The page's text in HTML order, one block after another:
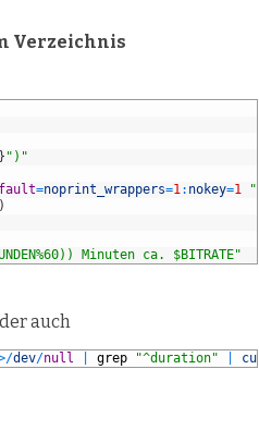
Verzeichnis
} ")"
=noprint_wrappers=1: nokey=1
)
Minuten ca. $BITRATE"
auch
/dev/null grep "^duration" cut